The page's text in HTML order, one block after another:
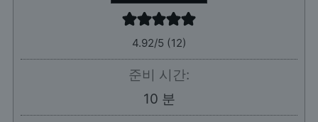
4.92/5 (12)
준비 시간:
10분
분